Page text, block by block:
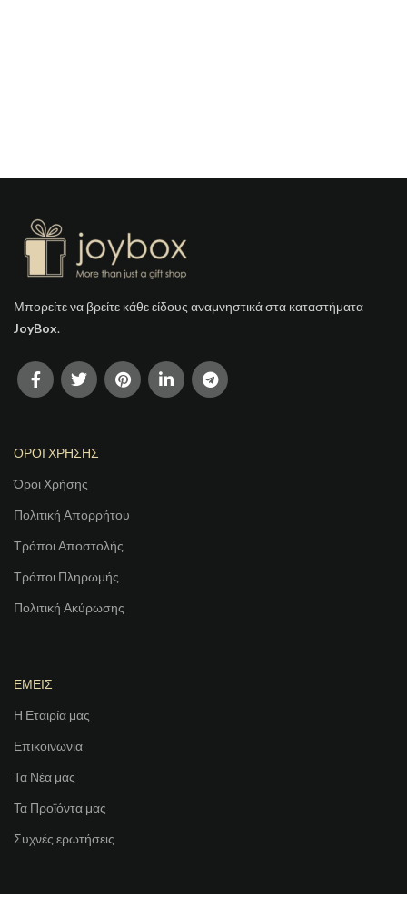
Μπορείτε να βρείτε κάθε είδους αναμνηστικά στα καταστήματα
JoyBox.
ΟΡΟΙ ΧΡΗΣΗΣ
Όροι Χρήσης
Πολιτική Απορρήτου
Τρόποι Αποστολής
Τρόποι Πληρωμής
Πολιτική Ακύρωσης
ΕΜΕΙΣ
Η Εταιρία μας
Επικοινωνία
Τα Νέα μας
Τα Προϊόντα μας
Συχνές ερωτήσεις